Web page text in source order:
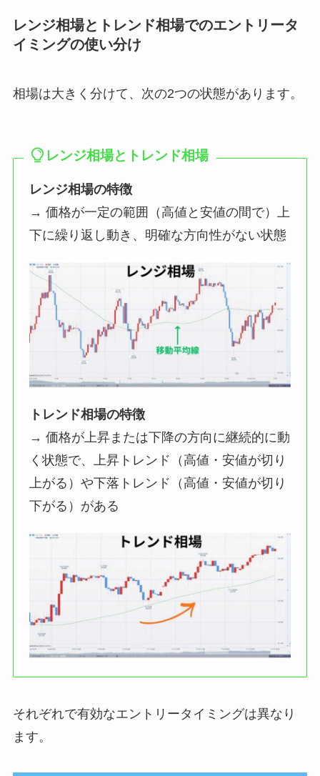
レンジ相場とトレンド相場でのエントリータ
イミングの使い分け
相場は大きく分けて、次の2つの状態があります。
レンジ相場とトレンド相場
レンジ相場の特徴
→ 価格が一定の範囲（高値と安値の間で）上
下に繰り返し動き、明確な方向性がない状態
トレンド相場の特徴
→ 価格が上昇または下降の方向に継続的に動
く状態で、上昇トレンド（高値・安値が切り
上がる）や下落トレンド（高値・安値が切り
下がる）がある
それぞれで有効なエントリータイミングは異なり
ます。